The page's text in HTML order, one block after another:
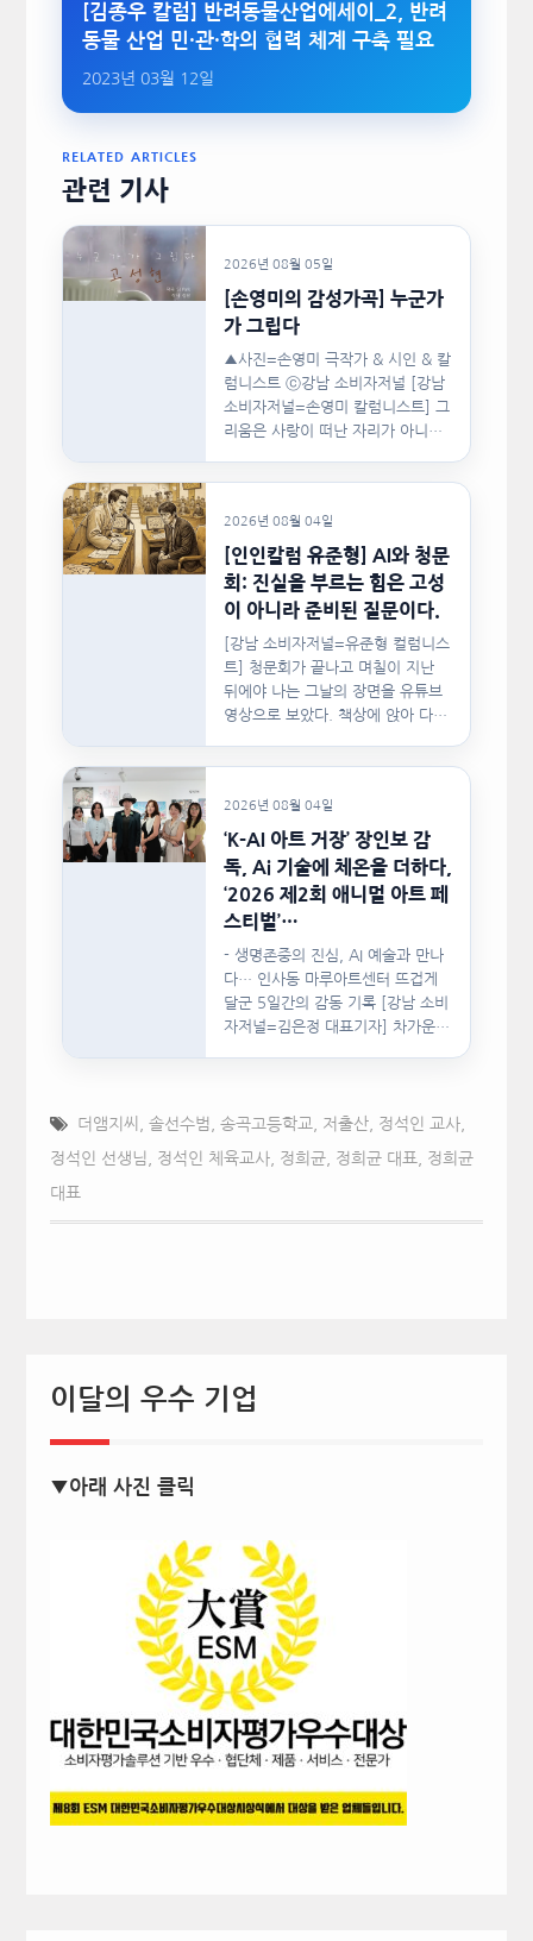
[김종우 칼럼] 반려동물산업에세이_2, 반려
동물 산업 민·관·학의 협력 체계 구축 필요
2023년 03월 12일
RELATED ARTICLES
관련 기사
2026년 08월 05일
[손영미의 감성가곡] 누군가
가 그립다
▲사진=손영미 극작가 & 시인 & 칼
럼니스트 ⓒ강남 소비자저널 [강남
소비자저널=손영미 칼럼니스트] 그
리움은 사랑이 떠난 자리가 아니라,
2026년 08월 04일
[인인칼럼 유준형] AI와 청문
회: 진실을 부르는 힘은 고성
이 아니라 준비된 질문이다.
[강남 소비자저널=유준형 컬럼니스
트] 청문회가 끝나고 며칠이 지난
뒤에야 나는 그날의 장면을 유튜브
영상으로 보았다. 책상에 앉아 다른
2026년 08월 04일
‘K-AI 아트 거장’ 장인보 감
독, Ai 기술에 체온을 더하다,
‘2026 제2회 애니멀 아트 페
스티벌’…
- 생명존중의 진심, AI 예술과 만나
다… 인사동 마루아트센터 뜨겁게
달군 5일간의 감동 기록 [강남 소비
자저널=김은정 대표기자] 차가운
더앰지씨 솔선수범 송곡고등학교 저출산, 정석인 교사,
정석인 선생님 정석인 체육교사, 정희균, 정희균 대표 정희균
대표
이달의 우수 기업
▼아래 사진 클릭